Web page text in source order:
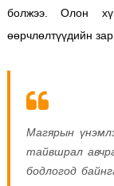
болжээ. Олон
өөрчлөлтүүдийн
Магярын
тайвшрал
бодлогод